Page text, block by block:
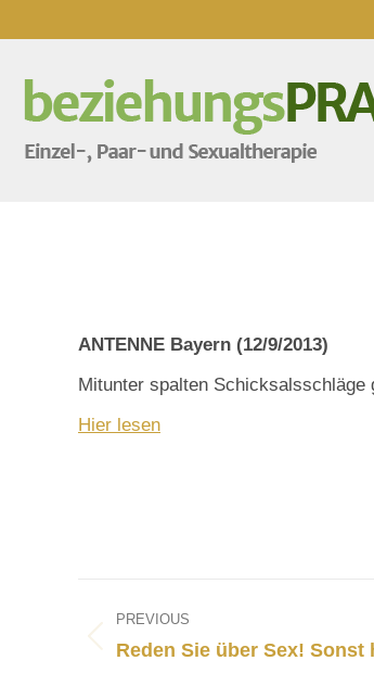
ANTENNE Bayern (12/9/2013)
Mitunter spalten
Hier lesen
navigation
PREVIOUS
Previous
Reden Sie über Sex! Sonst